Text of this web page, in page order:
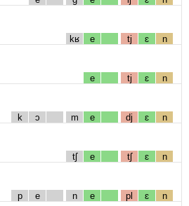
kʁ e tj ɛ n
e tj ɛ n
k ɔ m e dj ɛ n
tʃ e tʃ ɛ n
p e n e pl ɛ n